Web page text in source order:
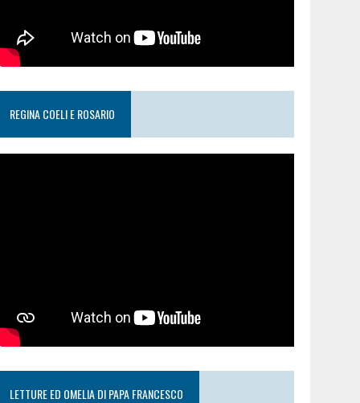
REGINA COELI E ROSARIO
LETTURE ED OMELIA DI PAPA FRANCESCO